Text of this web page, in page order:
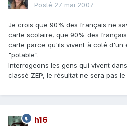
Posté 27 mai 2007
Je crois que 90% des français ne
carte scolaire, que 90% des
carte parce qu'ils vivent à coté d'un
"potable".
Interrogeons les gens qui vivent
classé ZEP, le résultat ne sera pas le
h16